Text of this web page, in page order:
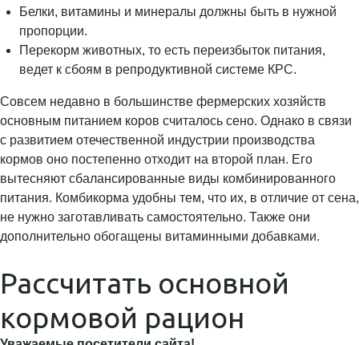
Белки, витамины и минералы должны быть в нужной
пропорции.
Перекорм животных, то есть переизбыток питания,
ведет к сбоям в репродуктивной системе КРС.
Совсем недавно в большинстве фермерских хозяйств
основным питанием коров считалось сено. Однако в связи
с развитием отечественной индустрии производства
кормов оно постепенно отходит на второй план. Его
вытесняют сбалансированные виды комбинированного
питания. Комбикорма удобны тем, что их, в отличие от сена,
не нужно заготавливать самостоятельно. Также они
дополнительно обогащены витаминными добавками.
Рассчитать основной
кормовой рацион